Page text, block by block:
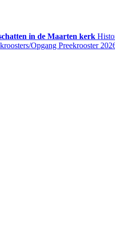
in de Maarten kerk
Opgang Preekrooster